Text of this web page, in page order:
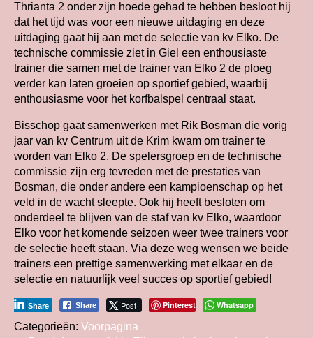
Thrianta 2 onder zijn hoede gehad te hebben besloot hij
dat het tijd was voor een nieuwe uitdaging en deze
uitdaging gaat hij aan met de selectie van kv Elko. De
technische commissie ziet in Giel een enthousiaste
trainer die samen met de trainer van Elko 2 de ploeg
verder kan laten groeien op sportief gebied, waarbij
enthousiasme voor het korfbalspel centraal staat.
Bisschop gaat samenwerken met Rik Bosman die vorig
jaar van kv Centrum uit de Krim kwam om trainer te
worden van Elko 2. De spelersgroep en de technische
commissie zijn erg tevreden met de prestaties van
Bosman, die onder andere een kampioenschap op het
veld in de wacht sleepte. Ook hij heeft besloten om
onderdeel te blijven van de staf van kv Elko, waardoor
Elko voor het komende seizoen weer twee trainers voor
de selectie heeft staan. Via deze weg wensen we beide
trainers een prettige samenwerking met elkaar en de
selectie en natuurlijk veel succes op sportief gebied!
Share Post
Share Pinterest Whatsapp
Categorieën: Voorpagina